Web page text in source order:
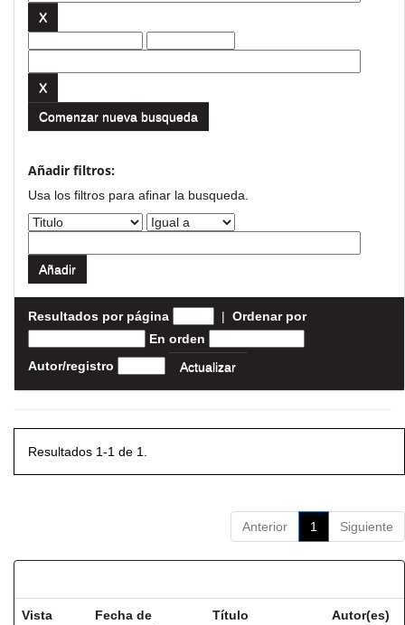
Comenzar nueva busqueda
Añadir filtros:
Usa los filtros para afinar la busqueda.
Resultados por página | Ordenar por
En orden
Autor/registro
Resultados 1-1 de 1.
Anterior 1 Siguiente
Vista
Fecha de
Título Autor(es)